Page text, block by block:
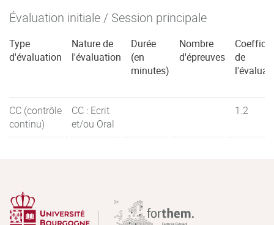
Évaluation initiale / Session principale
Type
d'évaluation
Nature de
l'évaluation
Durée
(en
minutes)
Nombre
d'épreuves
de
CC (contrôle
continu)
CC : Ecrit
et/ou Oral
1.2